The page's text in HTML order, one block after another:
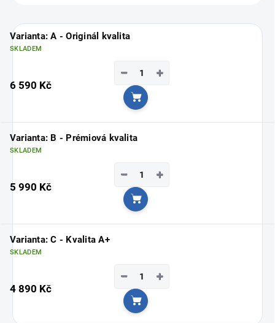
Varianta: A - Originál kvalita
SKLADEM
6 590 Kč
+
−
Do košíku
Varianta: B - Prémiová kvalita
SKLADEM
5 990 Kč
+
−
Do košíku
Varianta: C - Kvalita A+
SKLADEM
4 890 Kč
+
−
Do košíku